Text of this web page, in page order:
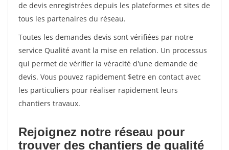
de devis enregistrées depuis les plateformes et sites de
tous les partenaires du réseau.
Toutes les demandes devis sont vérifiées par notre
service Qualité avant la mise en relation. Un processus
qui permet de vérifier la véracité d'une demande de
devis. Vous pouvez rapidement $etre en contact avec
les particuliers pour réaliser rapidement leurs
chantiers travaux.
Rejoignez notre réseau pour
trouver des chantiers de qualité